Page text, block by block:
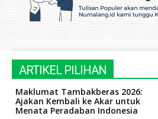
ARTIKEL PILIHAN
Maklumat Tambakberas 2026:
Ajakan Kembali ke Akar untuk
Menata Peradaban Indonesia